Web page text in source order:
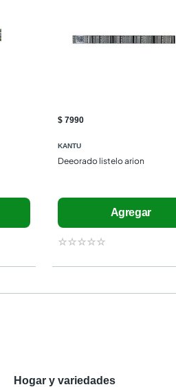
$ 7990
KANTU
Deeorado listelo arion
Agregar
☆☆☆☆☆
Hogar y variedades